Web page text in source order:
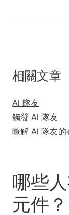
相關文章
AI 隊友
觸發 AI 隊友
瞭解 AI 隊友的
哪些
元件？